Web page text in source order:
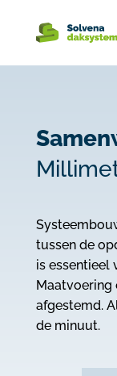
tussen de
is essentieel
Maatvoering
afgestemd.
de minuut.